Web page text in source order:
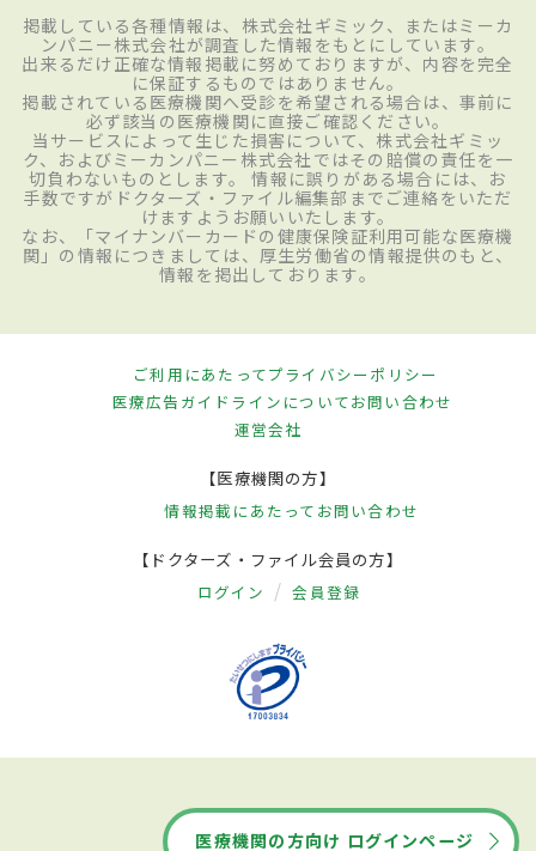
掲載している各種情報は、株式会社ギミック、またはミーカ
ンパニー株式会社が調査した情報をもとにしています。
出来るだけ正確な情報掲載に努めておりますが、内容を完全
に保証するものではありません。
掲載されている医療機関へ受診を希望される場合は、事前に
必ず該当の医療機関に直接ご確認ください。
当サービスによって生じた損害について、株式会社ギミッ
ク、およびミーカンパニー株式会社ではその賠償の責任を一
切負わないものとします。 情報に誤りがある場合には、お
手数ですがドクターズ・ファイル編集部までご連絡をいただ
けますようお願いいたします。
なお、「マイナンバーカードの健康保険証利用可能な医療機
関」の情報につきましては、厚生労働省の情報提供のもと、
情報を掲出しております。
ご利用にあたってプライバシーポリシー
医療広告ガイドラインについてお問い合わせ
運営会社
【医療機関の方】
情報掲載にあたって お問い合わせ
【ドクターズ・ファイル会員の方】
ログイン 会員登録
医療機関の方向け ログインページ